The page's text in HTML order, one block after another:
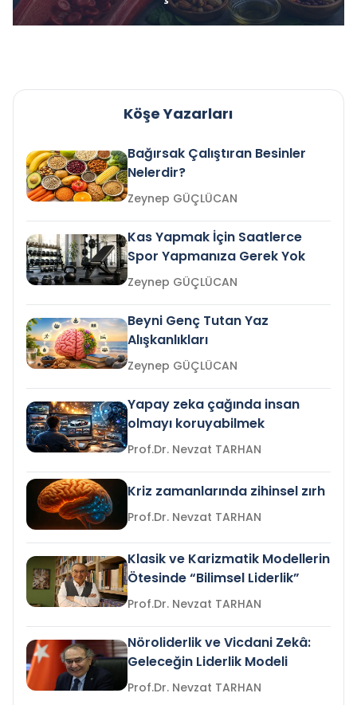
Köşe Yazarları
Bağırsak Çalıştıran Besinler
Nelerdir?
Zeynep GÜÇLÜCAN
Kas Yapmak İçin Saatlerce
Spor Yapmanıza Gerek Yok
Zeynep GÜÇLÜCAN
Beyni Genç Tutan Yaz
Alışkanlıkları
Zeynep GÜÇLÜCAN
Yapay zeka çağında insan
olmayı koruyabilmek
Prof.Dr. Nevzat TARHAN
Kriz zamanlarında zihinsel zırh
Prof.Dr. Nevzat TARHAN
Klasik ve Karizmatik Modellerin
Ötesinde “Bilimsel Liderlik”
Prof.Dr. Nevzat TARHAN
Nöroliderlik ve Vicdani Zekâ:
Geleceğin Liderlik Modeli
Prof.Dr. Nevzat TARHAN